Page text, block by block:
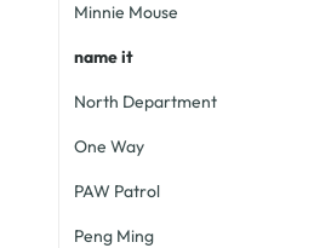
Minnie Mouse
name it
North Department
One Way
PAW Patrol
Peng Ming